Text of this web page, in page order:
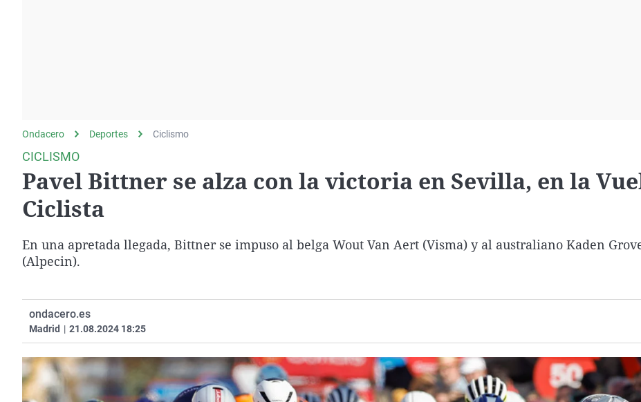
Ondacero Deportes Ciclismo
CICLISMO
Pavel Bittner se alza con la victoria en Sevilla, en la
Ciclista
En una apretada llegada, Bittner se impuso al belga Wout Van Aert (Visma) y al australiano Kaden
(Alpecin).
ondacero.es
Madrid | 21.08.2024 18:25